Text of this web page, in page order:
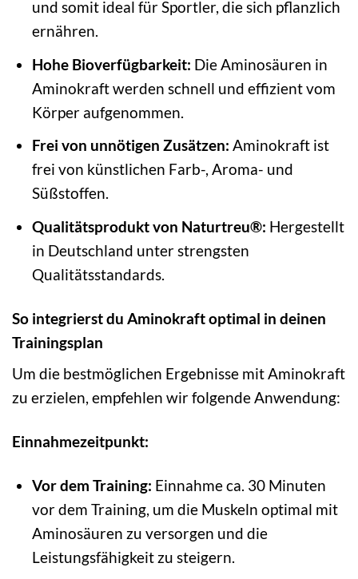
und somit ideal für Sportler, die sich pflanzlich
ernähren.
Hohe Bioverfügbarkeit: Die Aminosäuren in
Aminokraft werden schnell und effizient vom
Körper aufgenommen.
Frei von unnötigen Zusätzen: Aminokraft ist
frei von künstlichen Farb-, Aroma- und
Süßstoffen.
Qualitätsprodukt von Naturtreu®: Hergestellt
in Deutschland unter strengsten
Qualitätsstandards.
So integrierst du Aminokraft optimal in deinen
Trainingsplan
Um die bestmöglichen Ergebnisse mit Aminokraft
zu erzielen, empfehlen wir folgende Anwendung:
Einnahmezeitpunkt:
Vor dem Training: Einnahme ca. 30 Minuten
vor dem Training, um die Muskeln optimal mit
Aminosäuren zu versorgen und die
Leistungsfähigkeit zu steigern.